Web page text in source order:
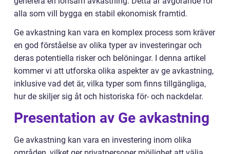
alla som vill bygga en stabil ekonomisk framtid.
Ge avkastning kan vara en komplex process som kräver
en god förståelse av olika typer av investeringar och
deras potentiella risker och belöningar. I denna artikel
kommer vi att utforska olika aspekter av ge avkastning,
inklusive vad det är, vilka typer som finns tillgängliga,
hur de skiljer sig åt och historiska för- och nackdelar.
Presentation av Ge avkastning
Ge avkastning kan vara en investering inom olika